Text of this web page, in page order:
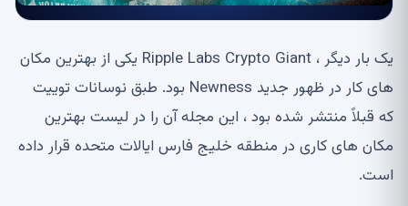
یک بار دیگر ، Ripple Labs Crypto Giant یکی از بهترین مکان
های کار در ظهور جدید Newness بود. طبق نوسانات توییت
که قبلاً منتشر شده بود ، این مجله آن را در لیست بهترین
مکان های کاری در منطقه خلیج فارس ایالات متحده قرار داده
است.